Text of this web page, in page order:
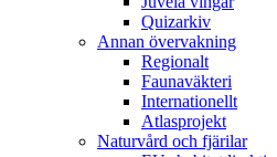
Quizarkiv
Annan övervakning
Regionalt
Faunaväkteri
Internationellt
Atlasprojekt
Naturvård och fjärilar